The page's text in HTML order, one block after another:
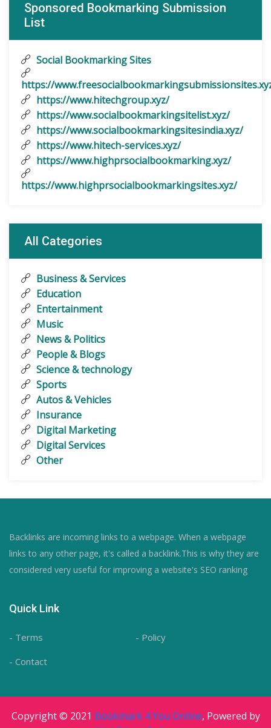
Sponsored Bookmarking Submission
List
Social Bookmarking Sites
https://
https://www.hitechgroup.xyz/
https://www.socialbookmarkingsitelist.xyz/
https://www.socialbookmarkingsitesindia.xyz/
https://www.hitech-services.xyz/
https://www.highprsocialbookmarking.xyz/
https://www.highprsocialbookmarkingsites.xyz/
All Categories
Business & Services
Education
Entertainment
Music
News & Politics
People & Blogs
Science & technology
Sports
Autos & Vehicles
Insurance
Digital Marketing
Digital Services
Other
Backlinks are incoming links to a webpage. When a webpage
links to any other page, it's called a backlink.This is why they are
considered very useful for improving a website's SEO ranking
Quick Link
- Terms
- Policy
- Contact
Copyright © 2021 Bookmark 4 You Online, Powered by